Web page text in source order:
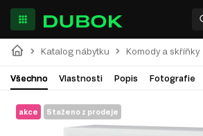
Katalog nábytku Komody a skříňky
Všechno Vlastnosti Popis Fotografie
akce Staženo z prodeje